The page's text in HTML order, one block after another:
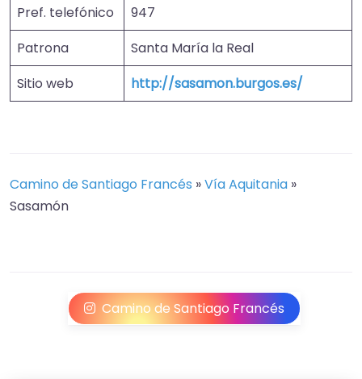
Pref. telefónico
947
Patrona
Santa María la Real
Sitio web
http://sasamon.burgos.es/
Camino de Santiago Francés »Vía Aquitania »
Sasamón
Camino de Santiago Francés